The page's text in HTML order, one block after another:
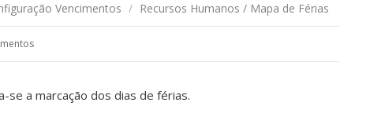
Vencimentos / Recursos Humanos / Mapa de Férias
se a marcação dos dias de férias.